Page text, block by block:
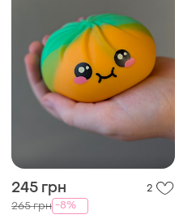
245 грн 2
265 грн -8%